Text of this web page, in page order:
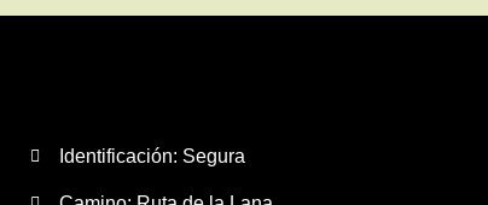
Identificación: Segura